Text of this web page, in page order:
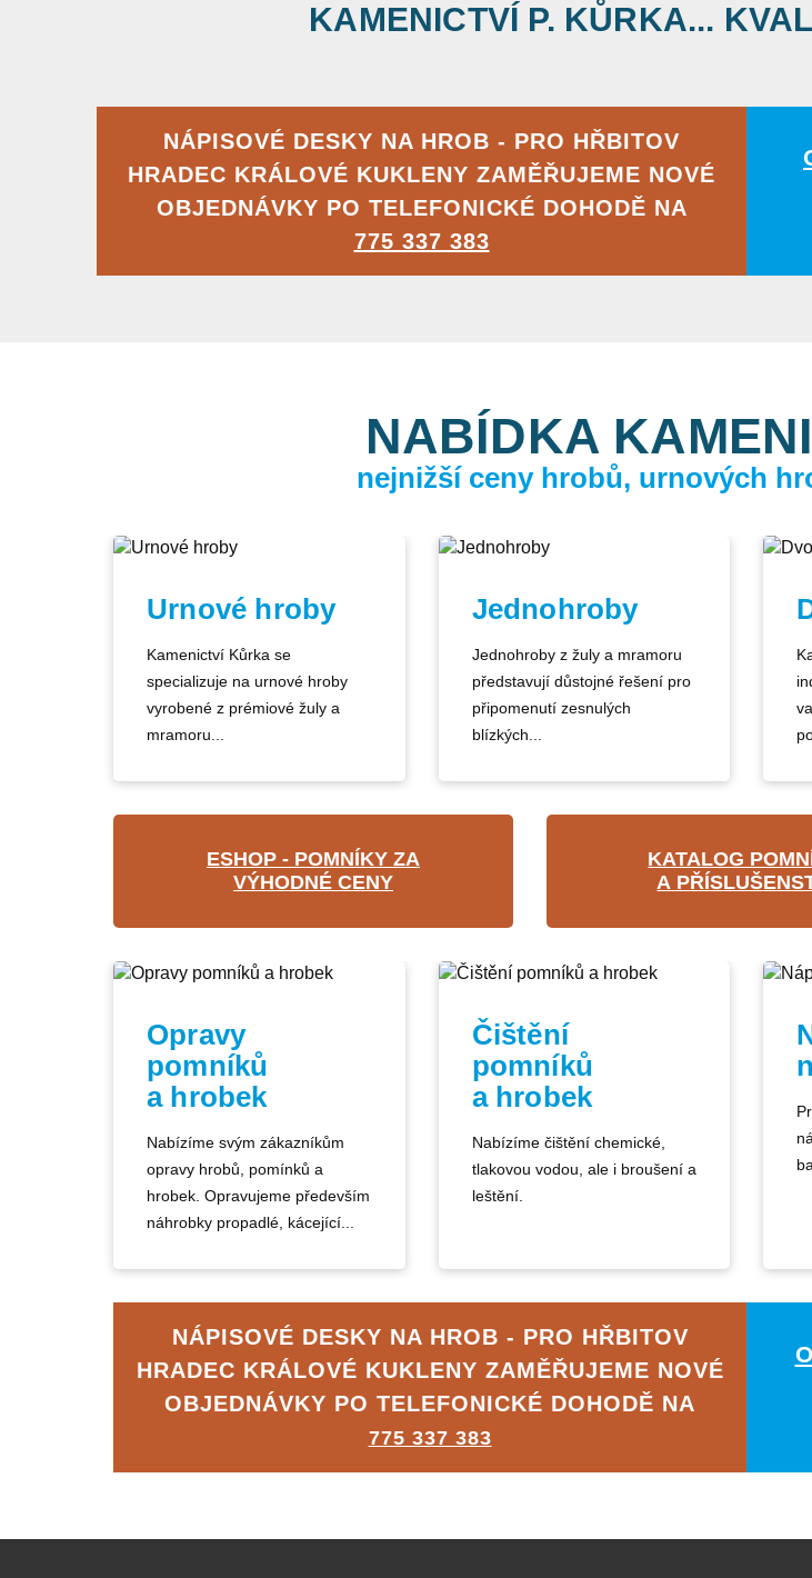
KAMENICTVÍ P. KŮRKA...
NÁPISOVÉ DESKY NA HROB - PRO HŘBITOV
HRADEC KRÁLOVÉ KUKLENY ZAMĚŘUJEME NOVÉ
OBJEDNÁVKY PO TELEFONICKÉ DOHODĚ NA
775 337 383
NABÍDKA
nejnižší ceny hrobů, urnových
Urnové hroby
Kamenictví Kůrka se
specializuje na urnové hroby
vyrobené z prémiové žuly a
mramoru...
Jednohroby
Jednohroby z žuly a mramoru
představují důstojné řešení pro
připomenutí zesnulých
blízkých...
ESHOP - POMNÍKY ZA
VÝHODNÉ CENY
KATALOG
A
Opravy
pomníků
a hrobek
Nabízíme svým zákazníkům
opravy hrobů, pomínků a
hrobek. Opravujeme především
náhrobky propadlé, kácející...
Čištění
pomníků
a hrobek
Nabízíme čištění chemické,
tlakovou vodou, ale i broušení a
leštění.
NÁPISOVÉ DESKY NA HROB - PRO HŘBITOV
HRADEC KRÁLOVÉ KUKLENY ZAMĚŘUJEME NOVÉ
OBJEDNÁVKY PO TELEFONICKÉ DOHODĚ NA
775 337 383